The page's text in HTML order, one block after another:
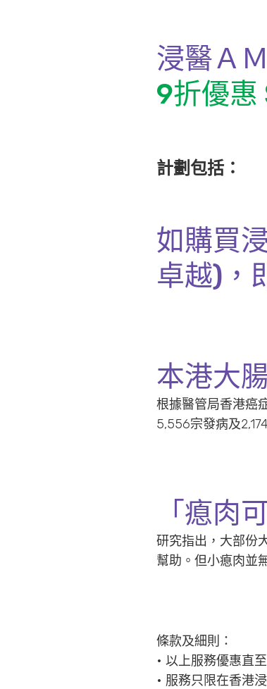
浸醫Ａ
9折優
計劃包括：
如購買
卓越)，
本港大
根據醫管局香港癌
5,556宗發病及
「瘜肉
研究指出，大部份
幫助。但小瘜肉並
條款及細則：
• 以上服務優惠直
• 服務只限在香港